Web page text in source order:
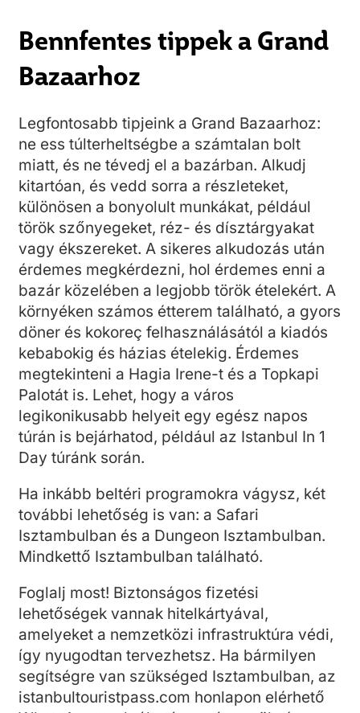
Bennfentes tippek a Grand
Bazaarhoz
Legfontosabb tipjeink a Grand Bazaarhoz:
ne ess túlterheltségbe a számtalan bolt
miatt, és ne tévedj el a bazárban. Alkudj
kitartóan, és vedd sorra a részleteket,
különösen a bonyolult munkákat, például
török szőnyegeket, réz- és dísztárgyakat
vagy ékszereket. A sikeres alkudozás után
érdemes megkérdezni, hol érdemes enni a
bazár közelében a legjobb török ételekért. A
környéken számos étterem található, a gyors
döner és kokoreç felhasználásától a kiadós
kebabokig és házias ételekig. Érdemes
megtekinteni a Hagia Irene-t és a Topkapi
Palotát is. Lehet, hogy a város
legikonikusabb helyeit egy egész napos
túrán is bejárhatod, például az Istanbul In 1
Day túránk során.
Ha inkább beltéri programokra vágysz, két
további lehetőség is van: a Safari
Isztambulban és a Dungeon Isztambulban.
Mindkettő Isztambulban található.
Foglalj most! Biztonságos fizetési
lehetőségek vannak hitelkártyával,
amelyeket a nemzetközi infrastruktúra védi,
így nyugodtan tervezhetsz. Ha bármilyen
segítségre van szükséged Isztambulban, az
istanbultouristpass.com honlapon elérhető